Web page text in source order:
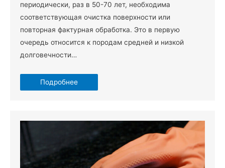
периодически, раз в 50-70 лет, необходима
соответствующая очистка поверхности или
повторная фактурная обработка. Это в первую
очередь относится к породам средней и низкой
долговечности…
Подробнее